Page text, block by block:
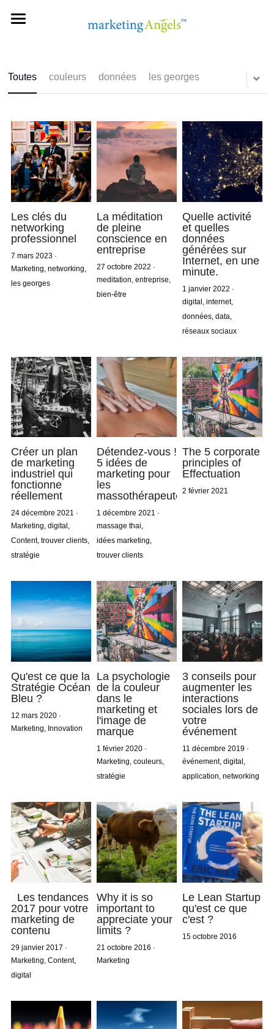
NOS PACKS
CONTACT
FAQ
PRENDRE RENDEZ-VOUS
Toutes couleurs données les georges
Les clés du
networking
professionnel
7 mars 2023·
Marketing, networking,
les georges
La méditation
de pleine
conscience en
entreprise
27 octobre 2022 ·
meditation, entreprise,
bien-être
Quelle activité
et quelles
données
générées sur
Internet, en une
minute.
1 janvier 2022 ·
digital, internet,
données, data,
réseaux sociaux
Créer un plan
de marketing
industriel qui
fonctionne
réellement
24 décembre 2021 ·
Marketing, digital,
Content, trouver clients,
stratégie
Détendez-vous !
5 idées de
marketing pour
les
massothérapeutes
1 décembre 2021 ·
massage thai,
idées marketing,
trouver clients
The 5 corporate
principles of
Effectuation
2 février 2021
Qu'est ce que la
Stratégie Océan
Bleu ?
12 mars 2020·
Marketing, Innovation
La psychologie
de la couleur
dans le
marketing et
l'image de
marque
1 février 2020·
Marketing, couleurs,
stratégie
3 conseils pour
augmenter les
interactions
sociales lors de
votre
événement
11 décembre 2019·
événement, digital,
application, networking
Les tendances
2017 pour votre
marketing de
contenu
29 janvier 2017 ·
Marketing, Content,
digital
Why it is so
important to
appreciate your
limits ?
21 octobre 2016 ·
Marketing
Le Lean Startup
qu'est ce que
c'est ?
15 octobre 2016